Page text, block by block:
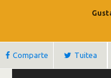
Comparte Tuitea